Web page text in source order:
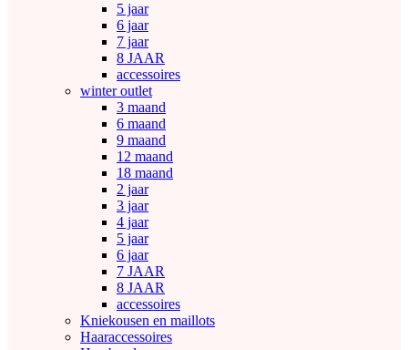
5 jaar
6 jaar
7 jaar
8 JAAR
accessoires
winter outlet
3 maand
6 maand
9 maand
12 maand
18 maand
2 jaar
3 jaar
4 jaar
5 jaar
6 jaar
7 JAAR
8 JAAR
accessoires
Kniekousen en maillots
Haaraccessoires